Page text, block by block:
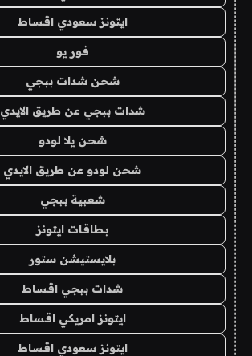
ايتونز سعودي اقساط
فور يو
شحن شدات ببجي
شدات ببجي عن طريق الايدي
شحن يلا لودو
شحن لودو عن طريق الايدي
شعبية ببجي
بطاقات ايتونز
بلايستيشن ستور
شدات ببجي اقساط
ايتونز امريكي اقساط
ايتونز سعودي اقساط